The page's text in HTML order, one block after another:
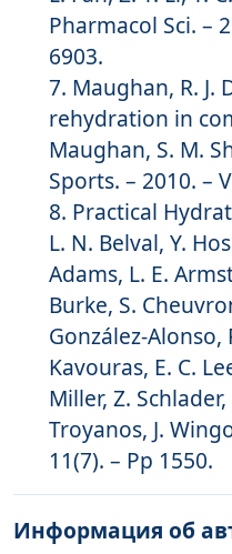
Pharmacol Sci. –
6903.
Maughan, R. J.
rehydration in
Maughan, S. M.
Sports. – 2010. –
Practical
L. N. Belval, Y.
Adams, L. E.
Burke, S.
González-Alonso,
Kavouras, E. C.
Miller, Z.
Troyanos, J.
11(7). – Pp 1550.
Информация об